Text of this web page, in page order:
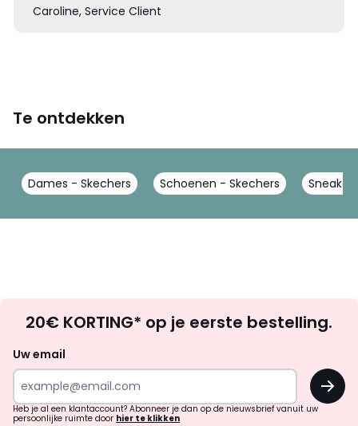
Caroline, Service Client
Te ontdekken
Dames - Skechers Schoenen - Skechers
zoek
inspiratie
verrassingen?
20€ KORTING* op je eerste bestelling.
Uw email
OK
Heb je al een klantaccount? Abonneer je dan op de nieuwsbrief vanuit uw
persoonlijke ruimte door hier te klikken